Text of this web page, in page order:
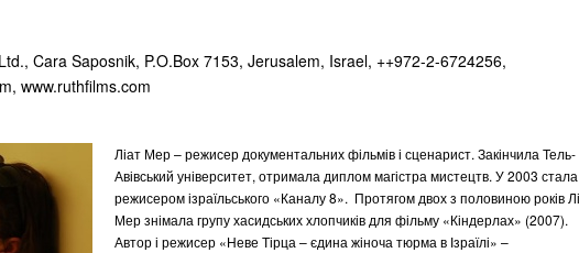
Cara Saposnik, P.O.Box 7153, Jerusalem, Israel, ++972-2-6724256,
, www.ruthfilms.com
Ліат Мер – режисер документальних фільмів і сценарист. Закінчила Тель-
Авівський університет, отримала диплом магістра мистецтв. У 2003 стала
режисером ізраїльського «Каналу 8». Протягом двох з половиною років
Мер знімала групу хасидських хлопчиків для фільму «Кіндерлах» (2007).
Автор і режисер «Неве Тірца – єдина жіноча тюрма в Ізраїлі» –